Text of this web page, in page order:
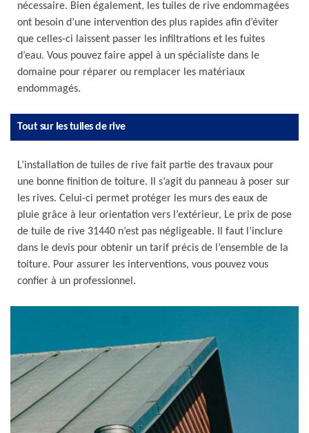
nécessaire. Bien également, les tuiles de rive endommagées
ont besoin d’une intervention des plus rapides afin d’éviter
que celles-ci laissent passer les infiltrations et les fuites
d’eau. Vous pouvez faire appel à un spécialiste dans le
domaine pour réparer ou remplacer les matériaux
endommagés.
Tout sur les tuiles de rive
L’installation de tuiles de rive fait partie des travaux pour
une bonne finition de toiture. Il s’agit du panneau à poser sur
les rives. Celui-ci permet protéger les murs des eaux de
pluie grâce à leur orientation vers l’extérieur, Le prix de pose
de tuile de rive 31440 n’est pas négligeable. Il faut l’inclure
dans le devis pour obtenir un tarif précis de l’ensemble de la
toiture. Pour assurer les interventions, vous pouvez vous
confier à un professionnel.